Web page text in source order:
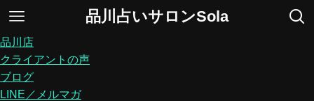
品川占いサロンSola
品川店
クライアントの声
ブログ
LINE／メルマガ